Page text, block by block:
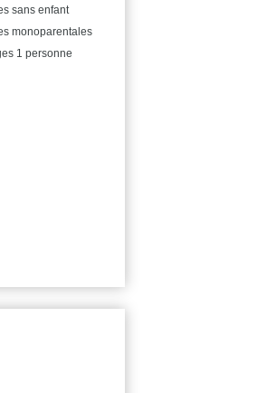
sans enfant
monoparentales
1 personne